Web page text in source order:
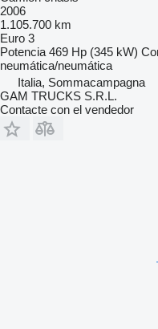
2006
1.105.700 km
Euro 3
Potencia 469 Hp (345 kW)
neumática/neumática
Italia, Sommacampagna
GAM TRUCKS S.R.L.
Contacte con el vendedor